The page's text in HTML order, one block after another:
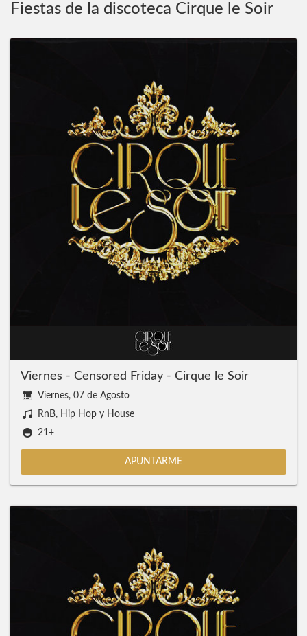
Fiestas de la discoteca Cirque le Soir
Viernes - Censored Friday - Cirque le Soir
Viernes, 07 de Agosto
RnB, Hip Hop y House
21+
APUNTARME